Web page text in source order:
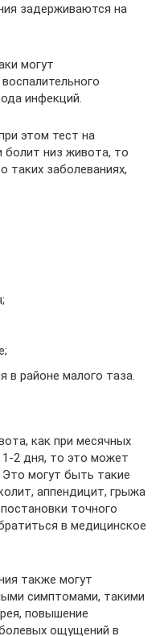
задерживаются на
могут
инфекций.
этом тест на
болит низ живота, то
таких заболеваниях,
в районе малого таза.
как при месячных
2 дня, то это может
могут быть такие
аппендицит, грыжа
точного
в медицинское
также могут
симптомами, такими
повышение
ощущений в